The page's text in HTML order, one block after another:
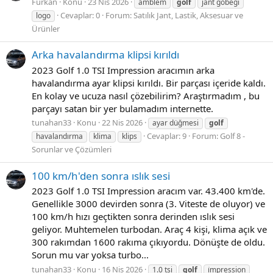
logo
Cevaplar: 0 Forum: Satılık Jant, Lastik, Aksesuar ve
Ürünler
Arka havalandırma klipsi kırıldı
2023 Golf 1.0 TSI Impression aracımın arka
havalandırma ayar klipsi kırıldı. Bir parçası içeride kaldı.
En kolay ve ucuza nasıl çözebilirim? Araştırmadım , bu
parçayı satan bir yer bulamadım internette.
tunahan33 Konu 22 Nis 2026 ayar düğmesi
golf
havalandırma
klima klips Cevaplar: 9 Forum: Golf 8 -
Sorunlar ve Çözümleri
100 km/h'den sonra ıslık sesi
2023 Golf 1.0 TSI Impression aracım var. 43.400 km'de.
Genellikle 3000 devirden sonra (3. Viteste de oluyor) ve
100 km/h hızı geçtikten sonra derinden ıslık sesi
geliyor. Muhtemelen turbodan. Araç 4 kişi, klima açık ve
300 rakımdan 1600 rakıma çıkıyordu. Dönüşte de oldu.
Sorun mu var yoksa turbo...
tunahan33 Konu 16 Nis 2026 1.0 tsi golf i̇mpression